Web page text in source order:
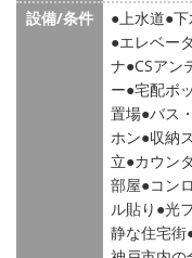
設備/条件
上水道 下
エレベー
ナ CSアン
ー 宅配ボ
置場 バス
ホン 収納
立 カウン
部屋 コン
ル貼り 光
静な住宅街